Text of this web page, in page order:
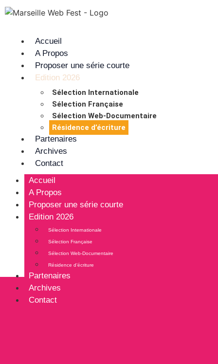
Accueil
A Propos
Proposer une série courte
Edition 2026
Sélection Internationale
Sélection Française
Sélection Web-Documentaire
Résidence d’écriture
Partenaires
Archives
Contact
Accueil
A Propos
Proposer une série courte
Edition 2026
Sélection Internationale
Sélection Française
Sélection Web-Documentaire
Résidence d’écriture
Partenaires
Archives
Contact